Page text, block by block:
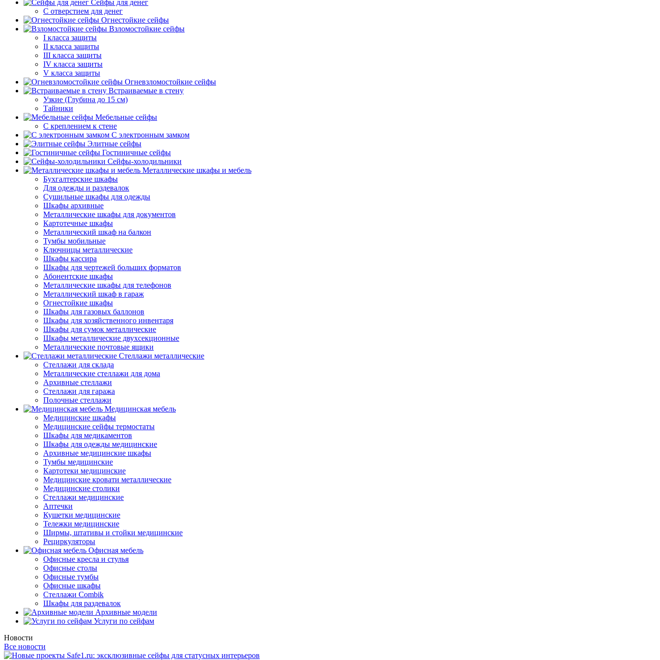
Сейфы для денег
С отверстием для денег
Огнестойкие сейфы
Взломостойкие сейфы
I класса защиты
II класса защиты
III класса защиты
IV класса защиты
V класса защиты
Огневзломостойкие сейфы
Встраиваемые в стену
Узкие (Глубина до 15 см)
Тайники
Мебельные сейфы
С креплением к стене
С электронным замком
Элитные сейфы
Гостиничные сейфы
Сейфы-холодильники
Металлические шкафы и мебель
Бухгалтерские шкафы
Для одежды и раздевалок
Сушильные шкафы для одежды
Шкафы архивные
Металлические шкафы для документов
Картотечные шкафы
Металлический шкаф на балкон
Тумбы мобильные
Ключницы металлические
Шкафы кассира
Шкафы для чертежей больших форматов
Абонентские шкафы
Металлические шкафы для телефонов
Металлический шкаф в гараж
Огнестойкие шкафы
Шкафы для газовых баллонов
Шкафы для хозяйственного инвентаря
Шкафы для сумок металлические
Шкафы металлические двухсекционные
Металлические почтовые ящики
Стеллажи металлические
Стеллажи для склада
Металлические стеллажи для дома
Архивные стеллажи
Стеллажи для гаража
Полочные стеллажи
Медицинская мебель
Медицинские шкафы
Медицинские сейфы термостаты
Шкафы для медикаментов
Шкафы для одежды медицинские
Архивные медицинские шкафы
Тумбы медицинские
Картотеки медицинские
Медицинские кровати металлические
Медицинские столики
Стеллажи медицинские
Аптечки
Кушетки медицинские
Тележки медицинские
Ширмы, штативы и стойки медицинские
Рециркуляторы
Офисная мебель
Офисные кресла и стулья
Офисные столы
Офисные тумбы
Офисные шкафы
Стеллажи Combik
Шкафы для раздевалок
Архивные модели
Услуги по сейфам
Новости
Все новости